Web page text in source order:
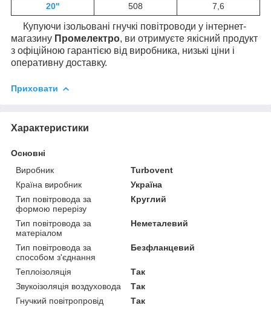
20"
508 7,6
Купуючи ізольовані гнучкі повітроводи у інтернет-
магазину Промелектро, ви отримуєте якісний продукт
з офіційною гарантією від виробника, низькі ціни і
оперативну доставку.
Приховати
Характеристики
Основні
Виробник
Turbovent
Країна виробник
Україна
Тип повітровода за
формою перерізу
Круглий
Тип повітровода за
матеріалом
Неметалевий
Тип повітровода за
способом з'єднання
Безфланцевий
Теплоізоляція
Так
Звукоізоляція воздуховода
Так
Гнучкий повітропровід
Так